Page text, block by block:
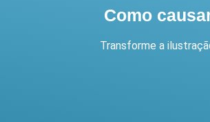
Como
Transforme a